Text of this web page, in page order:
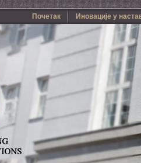
Почетак Иновације у